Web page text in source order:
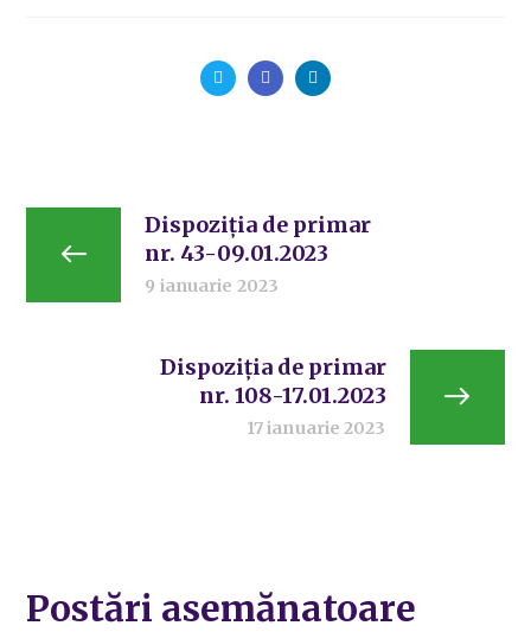
Dispoziția de primar
nr. 43-09.01.2023
9 ianuarie 2023
Dispoziția de primar
nr. 108-17.01.2023
17 ianuarie 2023
Postări asemănatoare